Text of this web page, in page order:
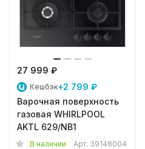
27 999 ₽
Кешбэк+2 799 ₽
Варочная поверхность
газовая WHIRLPOOL
AKTL 629/NB1
В наличии Арт. 39148004